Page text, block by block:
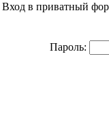
Вход в приватный
Пароль: